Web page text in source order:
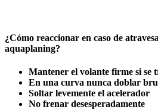
¿Cómo reaccionar en caso de
aquaplaning?
Mantener el volante firme si se
En una curva nunca doblar
Soltar levemente el acelerador
No frenar desesperadamente